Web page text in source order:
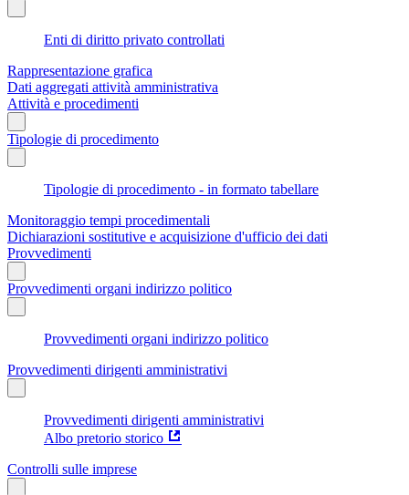
Enti di diritto privato controllati
Rappresentazione grafica
Dati aggregati attività amministrativa
Attività e procedimenti
Tipologie di procedimento
Tipologie di procedimento - in formato tabellare
Monitoraggio tempi procedimentali
Dichiarazioni sostitutive e acquisizione d'ufficio dei dati
Provvedimenti
Provvedimenti organi indirizzo politico
Provvedimenti organi indirizzo politico
Provvedimenti dirigenti amministrativi
Provvedimenti dirigenti amministrativi
Albo pretorio storico
Controlli sulle imprese